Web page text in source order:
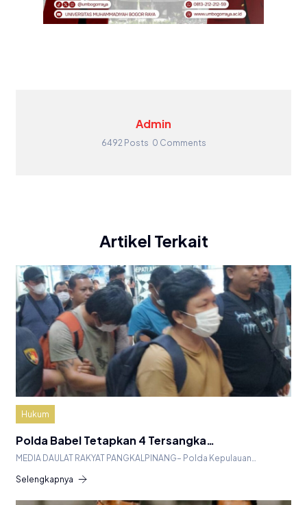
Admin
6492 Posts 0 Comments
Artikel Terkait
Hukum
Polda Babel Tetapkan 4 Tersangka…
MEDIA DAULAT RAKYAT PANGKALPINANG– Polda Kepulauan…
Selengkapnya